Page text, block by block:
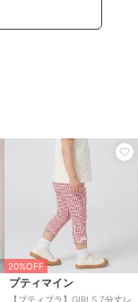
20%OFF
プティマイン
【プティプラ】GIRLS 7分丈レ